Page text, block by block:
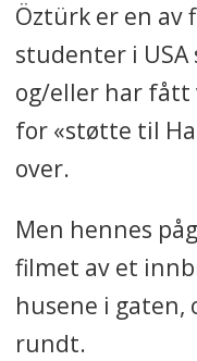
Öztürk er en av
studenter i
og/eller har
for «støtte til
over.
Men hennes
filmet av et
husene i gaten,
rundt.